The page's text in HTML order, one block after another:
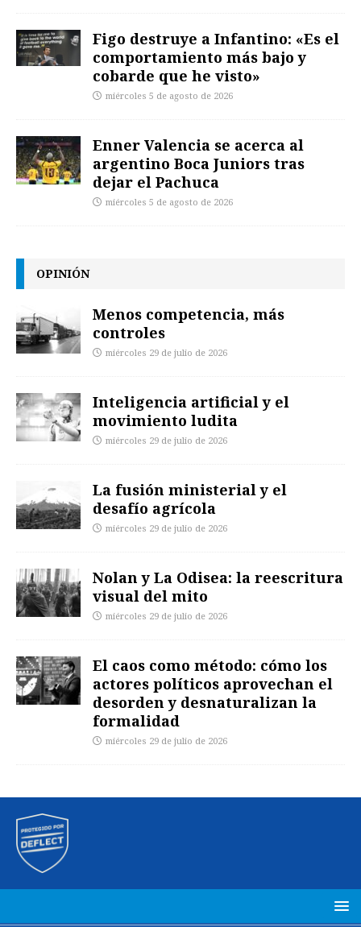
Figo destruye a Infantino: «Es el
comportamiento más bajo y
cobarde que he visto»
miércoles 5 de agosto de 2026
Enner Valencia se acerca al
argentino Boca Juniors tras
dejar el Pachuca
miércoles 5 de agosto de 2026
OPINIÓN
Menos competencia, más
controles
miércoles 29 de julio de 2026
Inteligencia artificial y el
movimiento ludita
miércoles 29 de julio de 2026
La fusión ministerial y el
desafío agrícola
miércoles 29 de julio de 2026
Nolan y La Odisea: la reescritura
visual del mito
miércoles 29 de julio de 2026
El caos como método: cómo los
actores políticos aprovechan el
desorden y desnaturalizan la
formalidad
miércoles 29 de julio de 2026